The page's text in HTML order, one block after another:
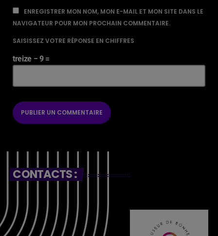
ENREGISTRER MON NOM, MON E-MAIL ET MON SITE DANS LE
NAVIGATEUR POUR MON PROCHAIN COMMENTAIRE.
SAISISSEZ VOTRE RÉPONSE EN CHIFFRES
treize − 9 =
CONTACTS :